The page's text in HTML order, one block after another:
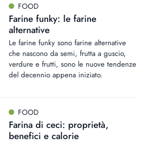
FOOD
Farine funky: le farine
alternative
Le farine funky sono farine alternative
che nascono da semi, frutta a guscio,
verdure e frutti, sono le nuove tendenze
del decennio appena iniziato.
FOOD
Farina di ceci: proprietà,
benefici e calorie